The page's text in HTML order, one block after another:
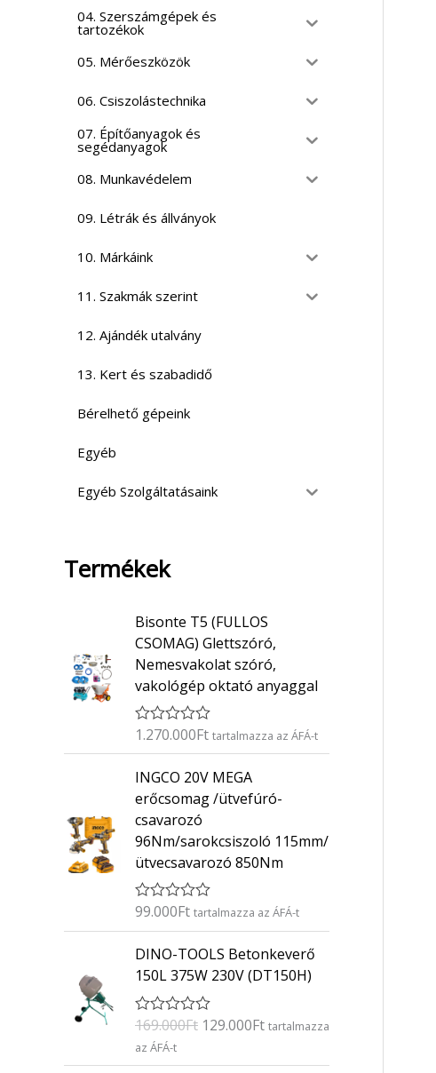
04. Szerszámgépek és
tartozékok
05. Mérőeszközök
06. Csiszolástechnika
07. Építőanyagok és
segédanyagok
08. Munkavédelem
09. Létrák és állványok
10. Márkáink
11. Szakmák szerint
12. Ajándék utalvány
13. Kert és szabadidő
Bérelhető gépeink
Egyéb
Egyéb Szolgáltatásaink
Termékek
Bisonte T5 (FULLOS
CSOMAG) Glettszóró,
Nemesvakolat szóró,
vakológép oktató anyaggal
É
é
e
l
é
s
:
/
5
1.270.000Ft tartalmazza az ÁFÁ-t
INGCO 20V MEGA
erőcsomag /ütvefúró-
csavarozó
96Nm/sarokcsiszoló 115mm/
ütvecsavarozó 850Nm
É
é
k
e
é
s
0
/
99.000Ft tartalmazza az ÁFÁ-t
DINO-TOOLS Betonkeverő
150L 375W 230V (DT150H)
É
t
é
169.000Ft
O
r
g
129.000Ft
C
u
etartalmazza
az ÁFÁ-t